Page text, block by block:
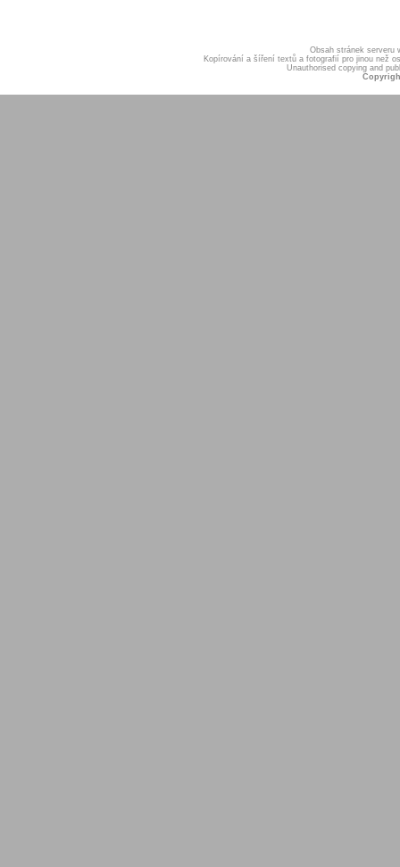
Obsah stránek serveru
Kopírování a šíření textů a fotografií pro jinou než
Unauthorised copying and